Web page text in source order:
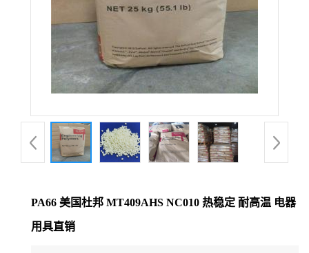
品
展
证
PA66 美国杜邦 MT409AHS NC010 热稳定 耐高温 电器
用具直销